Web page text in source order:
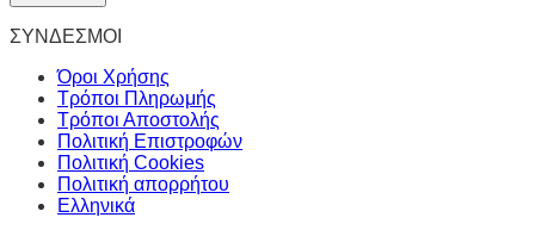
ΣΥΝΔΕΣΜΟΙ
Όροι Χρήσης
Τρόποι Πληρωμής
Τρόποι Αποστολής
Πολιτική Επιστροφών
Πολιτική Cookies
Πολιτική απορρήτου
Ελληνικά